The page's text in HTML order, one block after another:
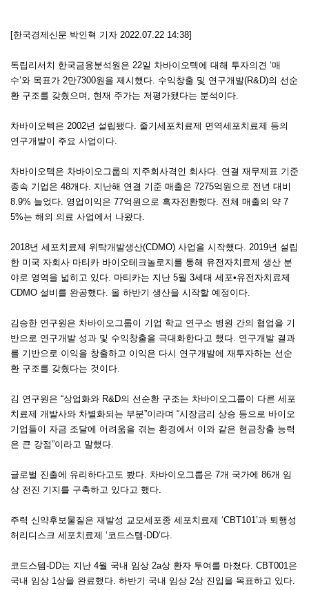
[한국경제신문 박인혁 기자 2022.07.22 14:38]
독립리서치 한국금융분석원은 22일 차바이오텍에 대해 투자의견 ‘매
수’와 목표가 2만7300원을 제시했다. 수익창출 및 연구개발(R&D)의 선순
환 구조를 갖췄으며, 현재 주가는 저평가됐다는 분석이다.
차바이오텍은 2002년 설립됐다. 줄기세포치료제 면역세포치료제 등의
연구개발이 주요 사업이다.
차바이오텍은 차바이오그룹의 지주회사격인 회사다. 연결 재무제표 기준
종속 기업은 48개다. 지난해 연결 기준 매출은 7275억원으로 전년 대비
8.9% 늘었다. 영업이익은 77억원으로 흑자전환했다. 전체 매출의 약 7
5%는 해외 의료 사업에서 나왔다.
2018년 세포치료제 위탁개발생산(CDMO) 사업을 시작했다. 2019년 설립
한 미국 자회사 마티카 바이오테크놀로지를 통해 유전자치료제 생산 분
야로 영역을 넓히고 있다. 마티카는 지난 5월 3세대 세포•유전자치료제
CDMO 설비를 완공했다. 올 하반기 생산을 시작할 예정이다.
김승한 연구원은 차바이오그룹이 기업 학교 연구소 병원 간의 협업을 기
반으로 연구개발 성과 및 수익창출을 극대화한다고 했다. 연구개발 결과
를 기반으로 이익을 창출하고 이익은 다시 연구개발에 재투자하는 선순
환 구조를 갖췄다는 것이다.
김 연구원은 “상업화와 R&D의 선순환 구조는 차바이오그룹이 다른 세포
치료제 개발사와 차별화되는 부분”이라며 “시장금리 상승 등으로 바이오
기업들이 자금 조달에 어려움을 겪는 환경에서 이와 같은 현금창출 능력
은 큰 강점”이라고 말했다.
글로벌 진출에 유리하다고도 봤다. 차바이오그룹은 7개 국가에 86개 임
상 전진 기지를 구축하고 있다고 했다.
주력 신약후보물질은 재발성 교모세포종 세포치료제 ‘CBT101’과 퇴행성
허리디스크 세포치료제 ‘코드스템-DD’다.
코드스템-DD는 지난 4월 국내 임상 2a상 환자 투여를 마쳤다. CBT001은
국내 임상 1상을 완료했다. 하반기 국내 임상 2상 진입을 목표하고 있다.